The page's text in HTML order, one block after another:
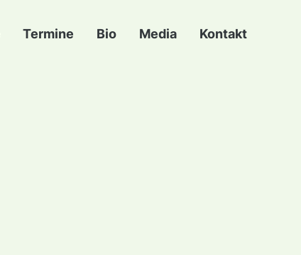
Termine Bio Media Kontakt